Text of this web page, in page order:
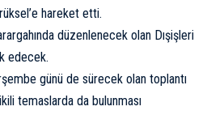
hareket etti.
düzenlenecek olan Dışişleri
edecek.
günü de sürecek olan toplantı
temaslarda da bulunması